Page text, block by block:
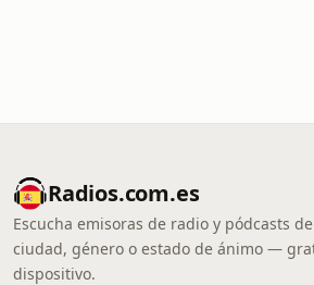
Radios.com.es
Escucha emisoras de radio y pódcasts
ciudad, género o estado de ánimo —
dispositivo.